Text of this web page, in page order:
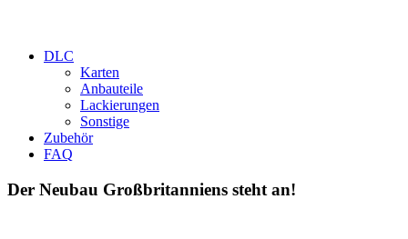
DLC
Karten
Anbauteile
Lackierungen
Sonstige
Zubehör
FAQ
Der Neubau Großbritanniens steht an!